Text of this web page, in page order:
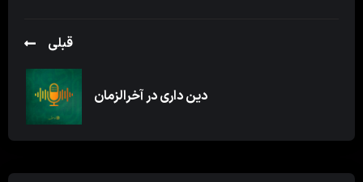
قبلی
دین داری در آخرالزمان